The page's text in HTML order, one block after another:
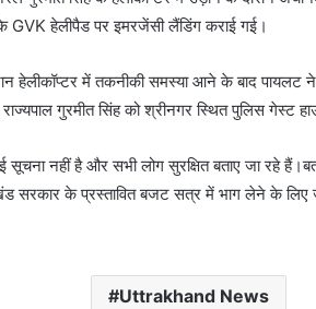
GVK हेलीपैड पर इमरजेंसी लैंडिंग कराई गई।
हेलीकॉप्टर में तकनीकी समस्या आने के बाद पायलट ने
गुरमीत सिंह को श्रीनगर स्थित पुलिस गेस्ट
नहीं है और सभी लोग सुरक्षित बताए जा रहे
सरकार के प्रस्तावित बजट सत्र में भाग लेने के लिए
Uttrakhand News